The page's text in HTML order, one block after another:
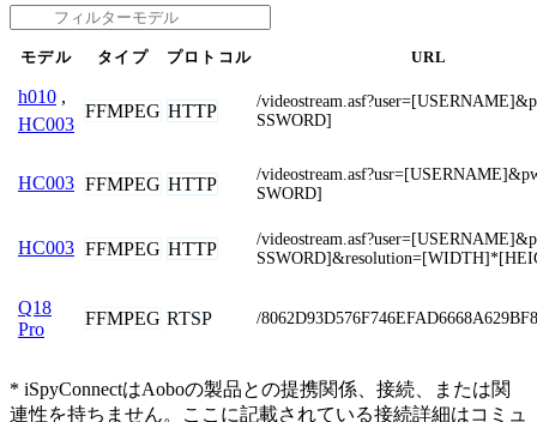
モデル タイプ プロトコル URL
h010 ,
HC003
FFMPEG HTTP
/
SSWORD]
HC003 FFMPEG HTTP
/
SWORD]
HC003 FFMPEG HTTP
/
Q18
Pro
FFMPEG RTSP /
* iSpyConnectはAoboの製品との提携関係、接続、または関
連性を持ちません。ここに記載されている接続詳細はコミュ